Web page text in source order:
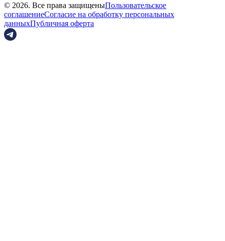
© 2026. Все права защищеныПользовательское
соглашениеСогласие на обработку персональных
данныхПубличная оферта